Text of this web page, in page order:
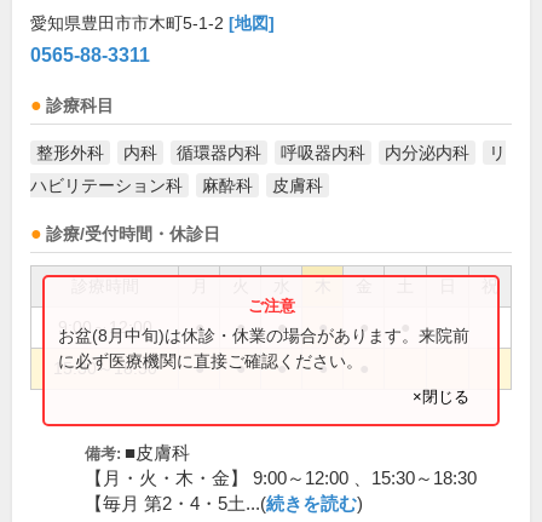
愛知県豊田市市木町5-1-2 [地図]
0565-88-3311
診療科目
整形外科 内科 循環器内科 呼吸器内科 内分泌内科
リ
ハビリテーション科
麻酔科 皮膚科
診療/受付時間・休診日
祝
9:00～12:00 ● ● ● ● ●
15:30～18:30 ● ● ● ●
お盆(8月中旬)は休診・休業の場合があります。来院前
に必ず医療機関に直接ご確認ください。
×閉じる
備考: ■皮膚科
【月・火・木・金】 9:00～12:00 、15:30～18:30
【毎月 第2・4・5土...(続きを読む)